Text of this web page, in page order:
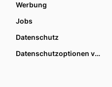
Werbung
Jobs
Datenschutz
Datenschutzoptionen verwalten